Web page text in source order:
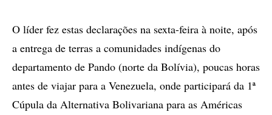
O líder fez estas declarações na sexta-feira à noite, após
a entrega de terras a comunidades indígenas do
departamento de Pando (norte da Bolívia), poucas horas
antes de viajar para a Venezuela, onde participará da 1ª
Cúpula da Alternativa Bolivariana para as Américas